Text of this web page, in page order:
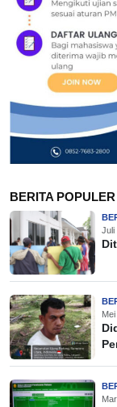
BERITA POPULER
Juli